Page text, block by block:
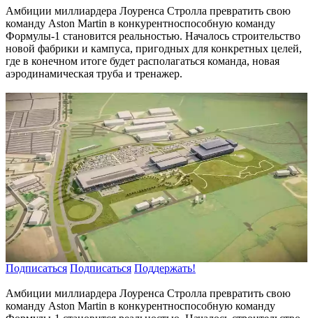
Амбиции миллиардера Лоуренса Стролла превратить свою
команду Aston Martin в конкурентноспособную команду
Формулы-1 становится реальностью. Началось строительство
новой фабрики и кампуса, пригодных для конкретных целей,
где в конечном итоге будет располагаться команда, новая
аэродинамическая труба и тренажер.
Подписаться Подписаться Поддержать!
Амбиции миллиардера Лоуренса Стролла превратить свою
команду Aston Martin в конкурентноспособную команду